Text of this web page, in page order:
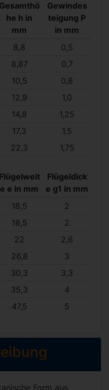
Gesamthö
he h in
mm
Gewindes
teigung P
in mm
8,8
0,5
8,87
0,7
10,5
0,8
12,9
1,0
14,8
1,25
17,3
1,5
22,3 1,75
Flügelweit
e e in mm
Flügeldick
e g1 in mm
18,5
2
18,5
2
22
2,6
26,8
3
30,3
3,3
35,3
4
47,5 5
Form aus